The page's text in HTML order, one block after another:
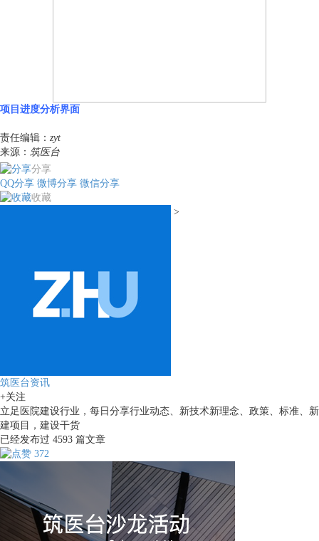
项目进度分析界面
责任编辑： zyt
来源： 筑医台
分享
QQ分享 微博分享 微信分享
收藏
>
筑医台资讯
+关注
立足医院建设行业，每日分享行业动态、新技术新理念、政策、标准、新
建项目，建设干货
已经发布过 4593 篇文章
372